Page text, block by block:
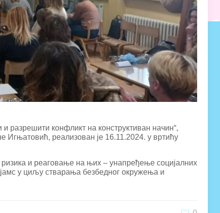
разрешити конфликт на конструктиван начин“,
реализован је 16.11.2024. у вртићу
и реаговање на њих – унапређење социјалних
у циљу стварања безбедног окружења и